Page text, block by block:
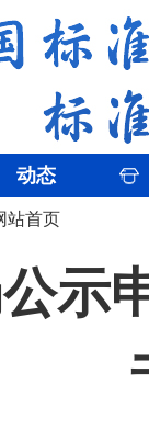
动态
站首页
示